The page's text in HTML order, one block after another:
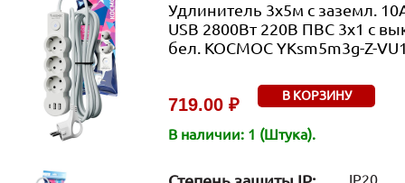
Удлинитель 3х5м с заземл.
USB 2800Вт 220В ПВС 3х1 с
бел. КОСМОС YKsm5m3g-Z-
719.00 ₽ В КОРЗИНУ
В наличии: 1 (Штука).
IP20